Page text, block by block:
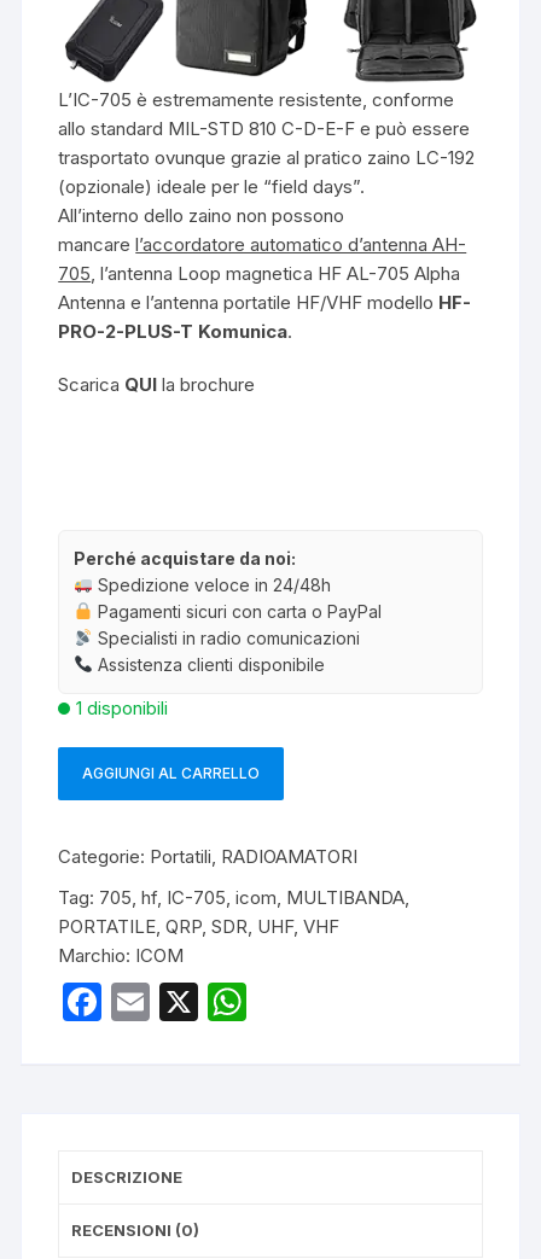
L’IC-705 è estremamente resistente, conforme
allo standard MIL-STD 810 C-D-E-F e può essere
trasportato ovunque grazie al pratico zaino LC-192
(opzionale) ideale per le “field days”.
All’interno dello zaino non possono
mancarel’accordatore automatico d’antenna AH-
705, l’antenna Loop magnetica HF AL-705 Alpha
Antenna e l’antenna portatile HF/VHF modello HF-
PRO-2-PLUS-T Komunica.
Scarica QUI la brochure
Perché acquistare da noi:
Spedizione veloce in 24/48h
Pagamenti sicuri con carta o PayPal
Specialisti in radio comunicazioni
Assistenza clienti disponibile
1 disponibili
ICOM
705
RICETRASMETTITORE
SDR
MULTIBANDA
quantità
AGGIUNGI AL CARRELLO
Categorie: Portatili, RADIOAMATORI
Tag: 705,hf, IC-705,icom, MULTIBANDA,
PORTATILE,QRP,SDR, UHF,VHF
Marchio: ICOM
F
o
o
E
X
DESCRIZIONE
RECENSIONI (0)